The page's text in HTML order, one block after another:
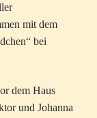
mit dem
bei
dem Haus
und Johanna